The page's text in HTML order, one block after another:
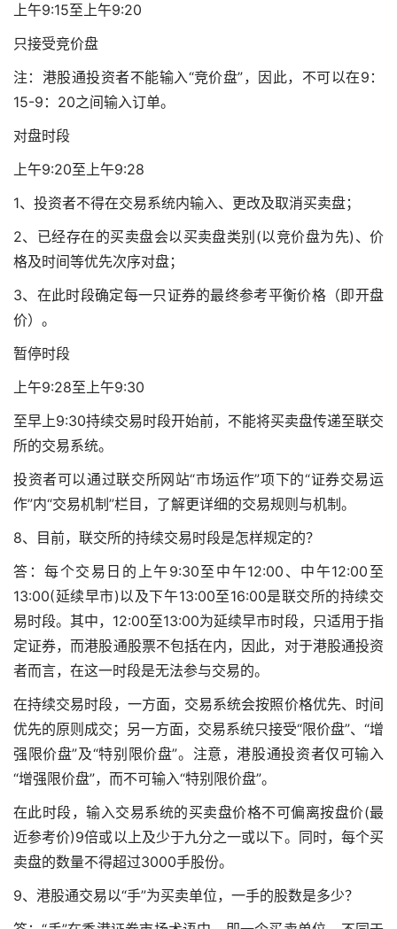
上午9:15至上午9:20
只接受竞价盘
注：港股通投资者不能输入“竞价盘”，因此，不可以在9：
15-9：20之间输入订单。
对盘时段
上午9:20至上午9:28
1、投资者不得在交易系统内输入、更改及取消买卖盘；
2、已经存在的买卖盘会以买卖盘类别(以竞价盘为先)、价
格及时间等优先次序对盘；
3、在此时段确定每一只证券的最终参考平衡价格（即开盘
价）。
暂停时段
上午9:28至上午9:30
至早上9:30持续交易时段开始前，不能将买卖盘传递至联交
所的交易系统。
投资者可以通过联交所网站“市场运作”项下的“证券交易运
作”内“交易机制”栏目，了解更详细的交易规则与机制。
8、目前，联交所的持续交易时段是怎样规定的？
答：每个交易日的上午9:30至中午12:00、中午12:00至
13:00(延续早市)以及下午13:00至16:00是联交所的持续交
易时段。其中，12:00至13:00为延续早市时段，只适用于指
定证券，而港股通股票不包括在内，因此，对于港股通投资
者而言，在这一时段是无法参与交易的。
在持续交易时段，一方面，交易系统会按照价格优先、时间
优先的原则成交；另一方面，交易系统只接受“限价盘”、“增
强限价盘”及“特别限价盘”。注意，港股通投资者仅可输入
“增强限价盘”，而不可输入“特别限价盘”。
在此时段，输入交易系统的买卖盘价格不可偏离按盘价(最
近参考价)9倍或以上及少于九分之一或以下。同时，每个买
卖盘的数量不得超过3000手股份。
9、港股通交易以“手”为买卖单位，一手的股数是多少？